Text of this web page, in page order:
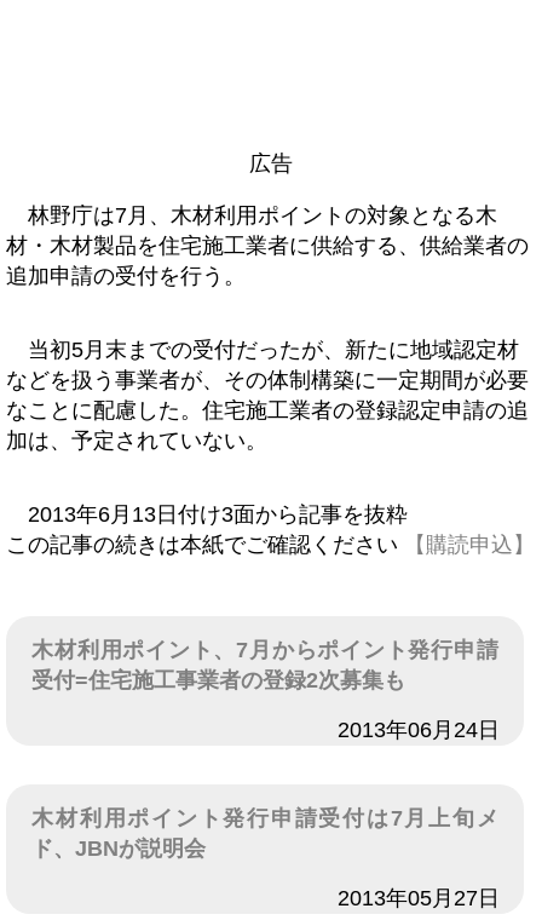
広告
林野庁は7月、木材利用ポイントの対象となる木
材・木材製品を住宅施工業者に供給する、供給業者の
追加申請の受付を行う。
当初5月末までの受付だったが、新たに地域認定材
などを扱う事業者が、その体制構築に一定期間が必要
なことに配慮した。住宅施工業者の登録認定申請の追
加は、予定されていない。
2013年6月13日付け3面から記事を抜粋
この記事の続きは本紙でご確認ください
【購読申込】
木材利用ポイント、7月からポイント発行申請
受付=住宅施工事業者の登録2次募集も
2013年06月24日
木材利用ポイント発行申請受付は7月上旬メ
ド、JBNが説明会
2013年05月27日